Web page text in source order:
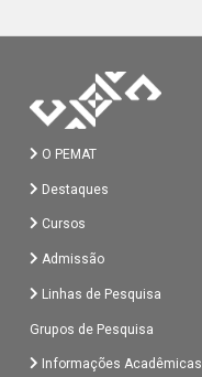
O PEMAT
Destaques
Cursos
Admissão
Linhas de Pesquisa
Grupos de Pesquisa
Informações Acadêmicas